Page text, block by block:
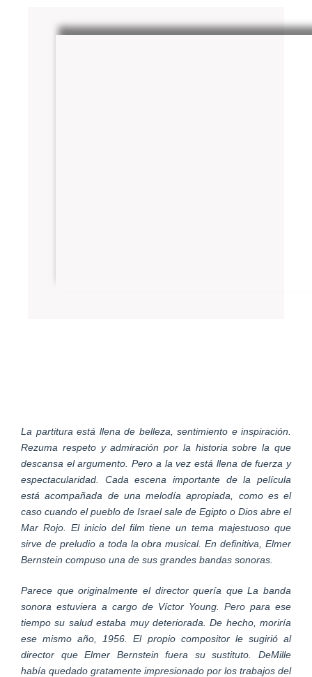
La partitura está llena de belleza, sentimiento e inspiración.
Rezuma respeto y admiración por la historia sobre la que
descansa el argumento. Pero a la vez está llena de fuerza y
espectacularidad. Cada escena importante de la película
está acompañada de una melodía apropiada, como es el
caso cuando el pueblo de Israel sale de Egipto o Dios abre el
Mar Rojo. El inicio del film tiene un tema majestuoso que
sirve de preludio a toda la obra musical. En definitiva, Elmer
Bernstein compuso una de sus grandes bandas sonoras.
Parece que originalmente el director quería que La banda
sonora estuviera a cargo de Víctor Young. Pero para ese
tiempo su salud estaba muy deteriorada. De hecho, moriría
ese mismo año, 1956. El propio compositor le sugirió al
director que Elmer Bernstein fuera su sustituto. DeMille
había quedado gratamente impresionado por los trabajos del